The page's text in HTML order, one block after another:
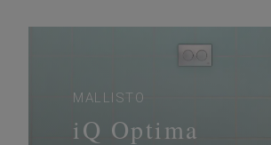
MALLISTO
iQ Optima